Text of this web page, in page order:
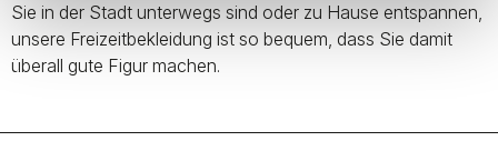
Sie in der Stadt unterwegs sind oder zu Hause entspannen,
unsere Freizeitbekleidung ist so bequem, dass Sie damit
überall gute Figur machen.